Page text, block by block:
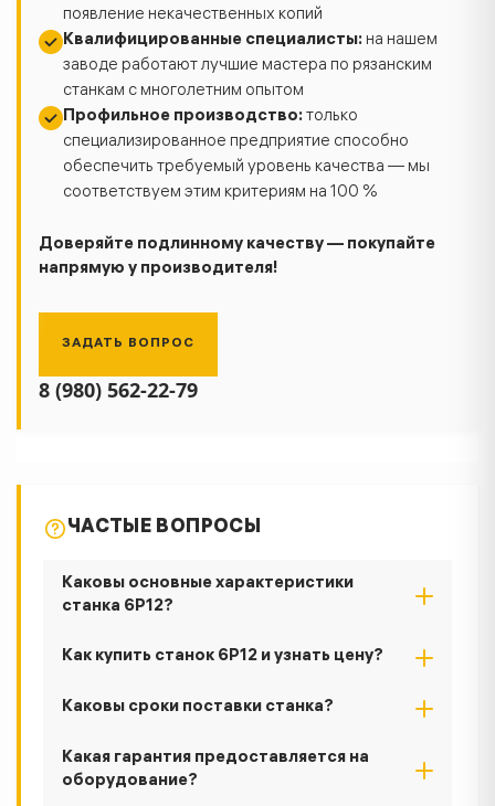
появление некачественных копий
Квалифицированные специалисты: на нашем
заводе работают лучшие мастера по рязанским
станкам с многолетним опытом
Профильное производство:только
специализированное предприятие способно
обеспечить требуемый уровень качества — мы
соответствуем этим критериям на 100 %
Доверяйте подлинному качеству — покупайте
напрямую у производителя!
ЗАДАТЬ ВОПРОС
8 (980) 562-22-79
ЧАСТЫЕ ВОПРОСЫ
Каковы основные характеристики
станка 6Р12?
Как купить станок 6Р12 и узнать цену?
Каковы сроки поставки станка?
Какая гарантия предоставляется на
оборудование?